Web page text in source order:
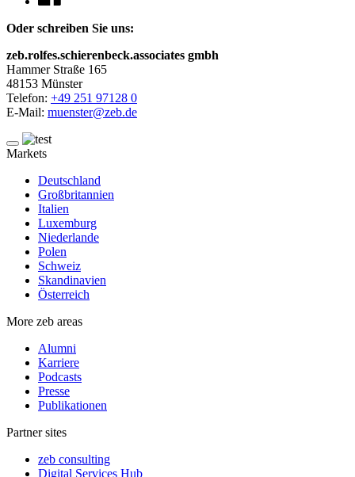
Oder schreiben Sie uns:
zeb.rolfes.schierenbeck.associates gmbh
Hammer Straße 165
48153 Münster
Telefon: +49 251 97128 0
E-Mail: muenster@zeb.de
Markets
Deutschland
Großbritannien
Italien
Luxemburg
Niederlande
Polen
Schweiz
Skandinavien
Österreich
More zeb areas
Alumni
Karriere
Podcasts
Presse
Publikationen
Partner sites
zeb consulting
Digital Services Hub